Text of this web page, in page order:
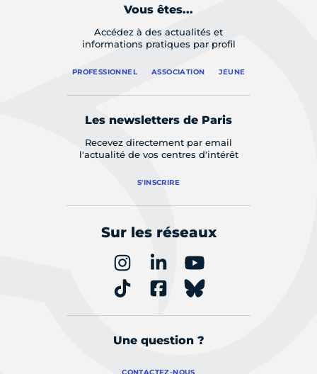
Vous êtes...
Accédez à des actualités et
informations pratiques par profil
PROFESSIONNEL ASSOCIATION JEUNE
Les newsletters de Paris
Recevez directement par email
l'actualité de vos centres d'intérêt
S'INSCRIRE
Sur les réseaux
Une question ?